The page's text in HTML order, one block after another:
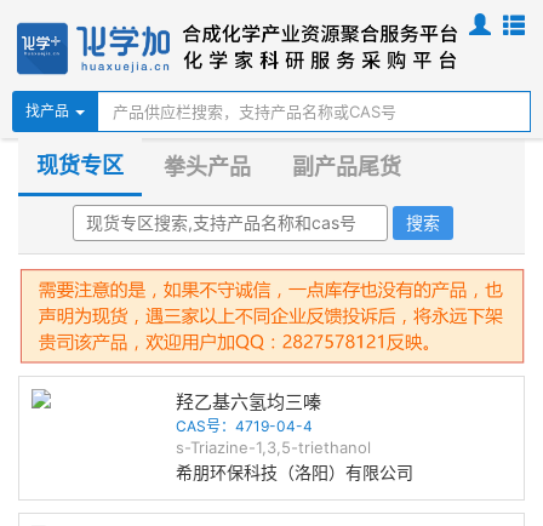
找产品
现货专区 拳头产品 副产品尾货
羟乙基六氢均三嗪
CAS号：4719-04-4
s-Triazine-1,3,5-triethanol
希朋环保科技（洛阳）有限公司